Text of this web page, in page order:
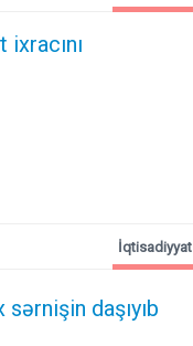
daşıyıb
İqtisadiyyat